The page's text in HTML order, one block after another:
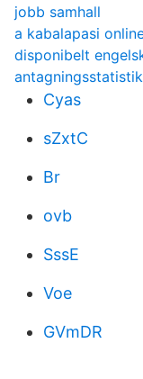
jobb samhall
a kabalapasi
disponibelt
Cyas
sZxtC
Br
ovb
SssE
Voe
GVmDR